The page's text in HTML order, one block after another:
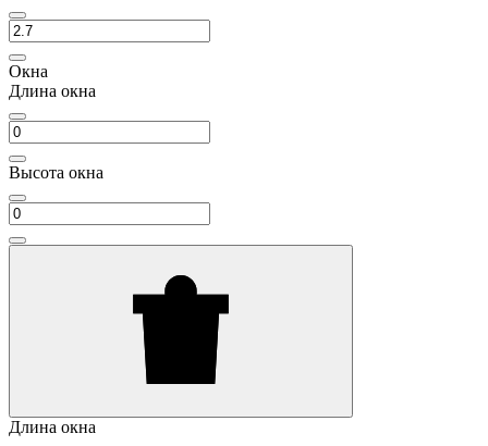
Окна
Длина окна
Высота окна
Длина окна